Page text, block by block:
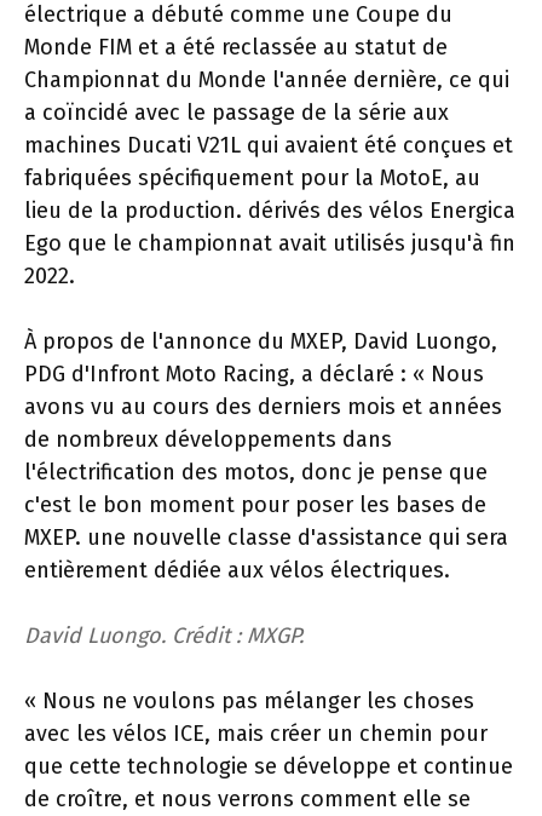
électrique a débuté comme une Coupe du
Monde FIM et a été reclassée au statut de
Championnat du Monde l'année dernière, ce qui
a coïncidé avec le passage de la série aux
machines Ducati V21L qui avaient été conçues et
fabriquées spécifiquement pour la MotoE, au
lieu de la production. dérivés des vélos Energica
Ego que le championnat avait utilisés jusqu'à fin
2022.
À propos de l'annonce du MXEP, David Luongo,
PDG d'Infront Moto Racing, a déclaré : « Nous
avons vu au cours des derniers mois et années
de nombreux développements dans
l'électrification des motos, donc je pense que
c'est le bon moment pour poser les bases de
MXEP. une nouvelle classe d'assistance qui sera
entièrement dédiée aux vélos électriques.
David Luongo. Crédit : MXGP.
« Nous ne voulons pas mélanger les choses
avec les vélos ICE, mais créer un chemin pour
que cette technologie se développe et continue
de croître, et nous verrons comment elle se